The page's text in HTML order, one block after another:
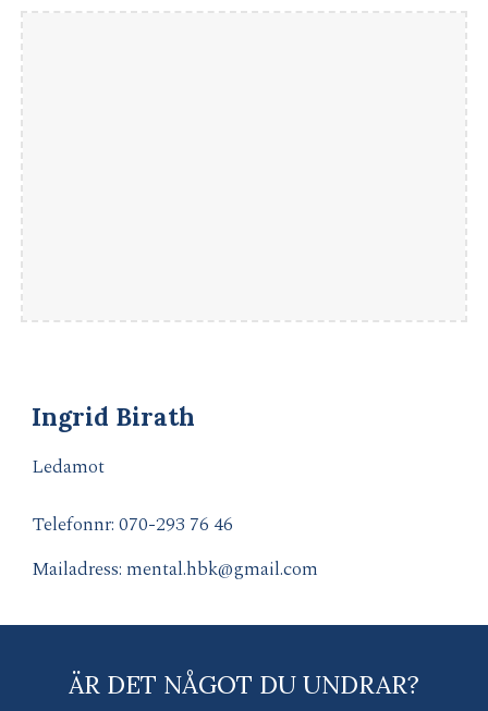
Ingrid Birath
Ledamot
Telefonnr: 070-293 76 46
Mailadress: mental.hbk@gmail.com
ÄR DET NÅGOT DU UNDRAR?